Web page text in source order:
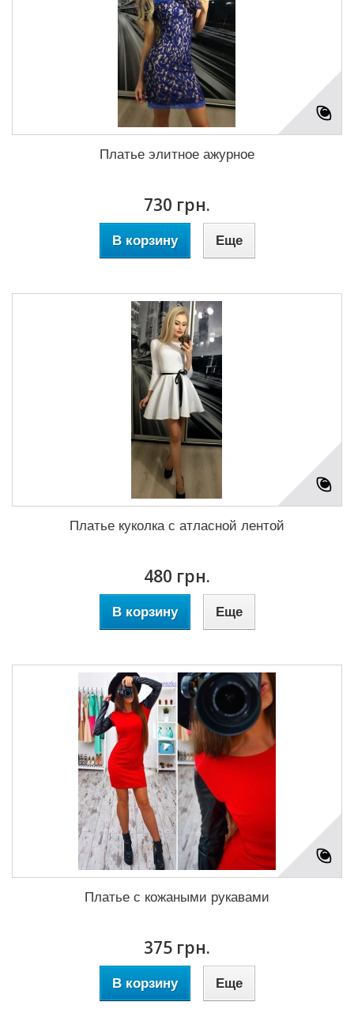
Платье элитное ажурное
730 грн.
В корзину Еще
Платье куколка с атласной лентой
480 грн.
В корзину Еще
Платье с кожаными рукавами
375 грн.
В корзину Еще